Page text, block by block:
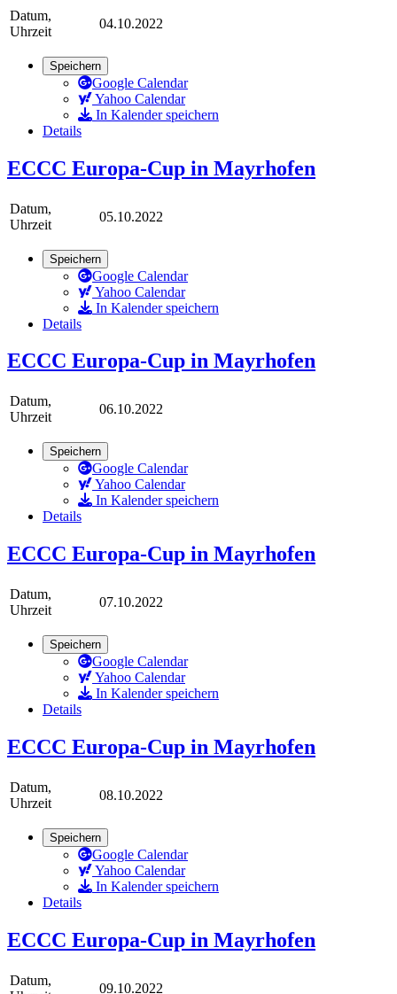
Datum,
Uhrzeit
04.10.2022
Speichern
Google Calendar
Yahoo Calendar
In Kalender speichern
Details
ECCC Europa-Cup in Mayrhofen
Datum,
Uhrzeit
05.10.2022
Speichern
Google Calendar
Yahoo Calendar
In Kalender speichern
Details
ECCC Europa-Cup in Mayrhofen
Datum,
Uhrzeit
06.10.2022
Speichern
Google Calendar
Yahoo Calendar
In Kalender speichern
Details
ECCC Europa-Cup in Mayrhofen
Datum,
Uhrzeit
07.10.2022
Speichern
Google Calendar
Yahoo Calendar
In Kalender speichern
Details
ECCC Europa-Cup in Mayrhofen
Datum,
Uhrzeit
08.10.2022
Speichern
Google Calendar
Yahoo Calendar
In Kalender speichern
Details
ECCC Europa-Cup in Mayrhofen
Datum,
09.10.2022